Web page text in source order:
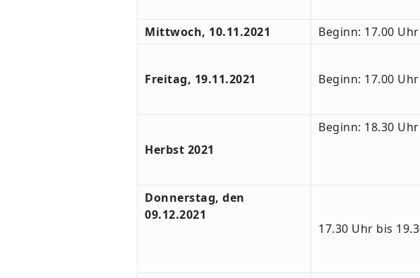
Mittwoch, 10.11.2021 Beginn: 17.00 Uhr
Freitag, 19.11.2021 Beginn: 17.00 Uhr
Herbst 2021
Beginn: 18.30 Uhr
Donnerstag, den
09.12.2021
17.30 Uhr bis